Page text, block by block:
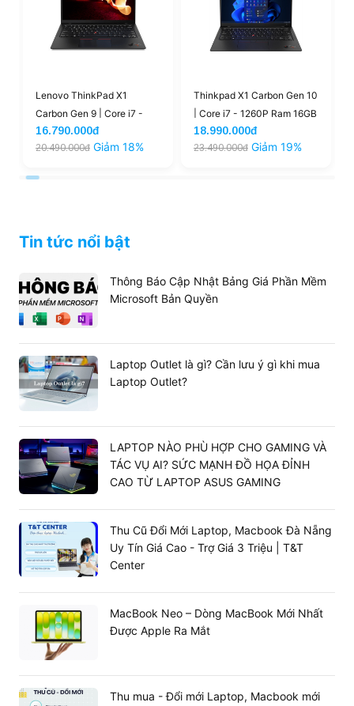
>> Xem thêm: Các dòng laptopLenovo Thinkpad X1
Carbongiá tốt tại T&T Center
Trải nghiệm hình ảnh chất lượng
đến 400 nits đi cùng với độ phủ màu 100% sRGB mang
đến chất lượng màn hình hoàn hảo cho nhu cầu giải trí
sắc nét, màu sắc rực rỡ, sống động trên chiếc laptop
này.
Tản nhiệt tối ưu
Mặt dưới bàn phím của laptopLenovo Thinkpad X1
Carbon Gen 10 Core i7 - 1265Uđược thiết kế tối ưu để
không khí có thể lưu thông tốt hơn. Kết hợp với 2 quạt và
bộ xả phía sau giúp máy tản nhiệt hiệu quả hơn từ đó
mang đến trải nghiệm làm việc thoải mái mà không phải
lo lắng tình trạng quá nhiệt.
Lenovo ThinkPad X1
Carbon Gen 9 | Core i7 -
1185G7 32GB 256GB 14''
FHD
16.790.000đ
20.490.000đ Giảm 18%
Thinkpad X1 Carbon Gen 10
| Core i7 - 1260P Ram 16GB
SSD 512GB (LikeNew)
18.990.000đ
23.490.000đ Giảm 19%
Tin tức nổi bật
Thông Báo Cập Nhật Bảng Giá Phần Mềm
Microsoft Bản Quyền
Laptop Outlet là gì? Cần lưu ý gì khi mua
Laptop Outlet?
LAPTOP NÀO PHÙ HỢP CHO GAMING VÀ
TÁC VỤ AI? SỨC MẠNH ĐỒ HỌA ĐỈNH
CAO TỪ LAPTOP ASUS GAMING
Thu Cũ Đổi Mới Laptop, Macbook Đà Nẵng
Uy Tín Giá Cao - Trợ Giá 3 Triệu | T&T
Center
MacBook Neo – Dòng MacBook Mới Nhất
Được Apple Ra Mắt
Thu mua - Đổi mới Laptop, Macbook mới